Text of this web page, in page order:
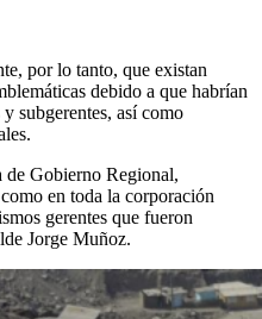
por lo tanto, que existan
debido a que habrían
subgerentes, así como
de Gobierno Regional,
en toda la corporación
gerentes que fueron
Jorge Muñoz.